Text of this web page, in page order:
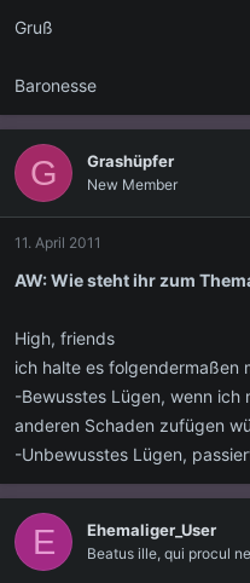
Gruß
Baronesse
G Grashüpfer
New Member
11. April 2011
AW: Wie steht ihr zum
High, friends
ich halte es folgendermaßen
-Bewusstes Lügen, wenn ich
anderen Schaden zufügen
-Unbewusstes Lügen,
E Ehemaliger_User
Beatus ille, qui procul